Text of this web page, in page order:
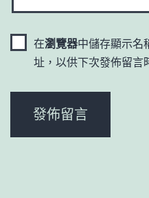
在瀏覽器中儲存顯示名
址，以供下次發佈留言